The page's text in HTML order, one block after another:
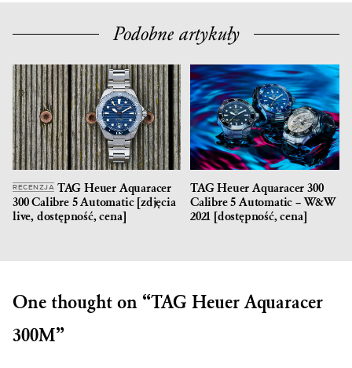
Podobne artykuły
RECENZJA TAG Heuer Aquaracer
300 Calibre 5 Automatic [zdjęcia
live, dostępność, cena]
TAG Heuer Aquaracer 300
Calibre 5 Automatic – W&W
2021 [dostępność, cena]
One thought on “TAG Heuer Aquaracer
300M”